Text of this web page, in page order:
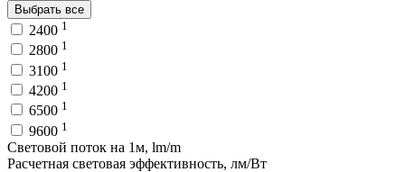
Выбрать все
2400 1
2800 1
3100 1
4200 1
6500 1
9600 1
Световой поток на 1м, lm/m
Расчетная световая эффективность, лм/Вт